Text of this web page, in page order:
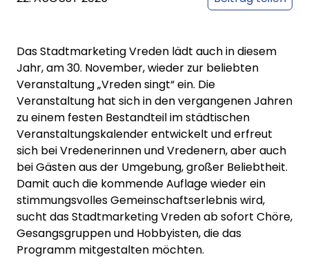
Das Stadtmarketing Vreden lädt auch in diesem
Jahr, am 30. November, wieder zur beliebten
Veranstaltung „Vreden singt“ ein. Die
Veranstaltung hat sich in den vergangenen Jahren
zu einem festen Bestandteil im städtischen
Veranstaltungskalender entwickelt und erfreut
sich bei Vredenerinnen und Vredenern, aber auch
bei Gästen aus der Umgebung, großer Beliebtheit.
Damit auch die kommende Auflage wieder ein
stimmungsvolles Gemeinschaftserlebnis wird,
sucht das Stadtmarketing Vreden ab sofort Chöre,
Gesangsgruppen und Hobbyisten, die das
Programm mitgestalten möchten.